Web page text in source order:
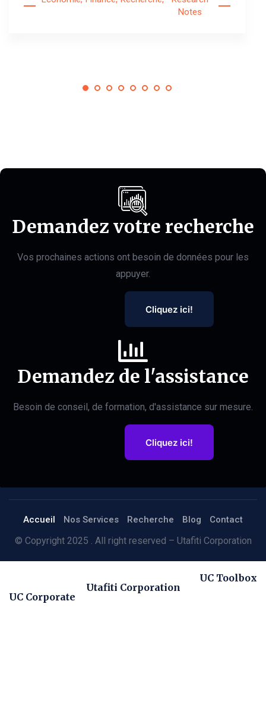
Notes
Demandez votre recherche
Vos prochaines actions ont besoin de données pour les
appuyer.
Cliquez ici!
Demandez de l'assistance
Besoin de conseil, de formation, d'assistance sur mesure.
Cliquez ici!
Accueil Nos Services Recherche Blog Contact
© Copyright 2025 . All right reserved – Utafiti Corporation
UC Toolbox
Utafiti Corporation
UC Corporate